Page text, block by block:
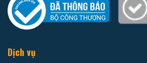
Dịch vụ